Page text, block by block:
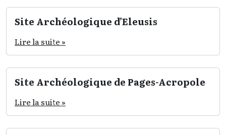
Site Archéologique d’Eleusis
Lire la suite »
Site Archéologique de Pages-Acropole
Lire la suite »